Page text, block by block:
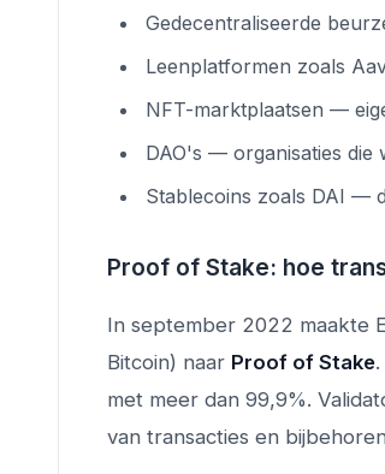
Gedecentraliseerde
Leenplatformen zoals
NFT-marktplaatsen —
DAO's — organisaties
Stablecoins zoals DAI —
Proof of Stake: hoe
In september 2022 maakte
Bitcoin) naar Proof of Stake
met meer dan 99,9%.
van transacties en